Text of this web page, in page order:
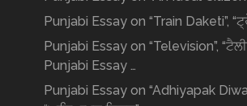
Punjabi Essay on “Train Daketi”,
Punjabi Essay on “Television”,
Punjabi Essay …
Punjabi Essay on “Adhiyapak